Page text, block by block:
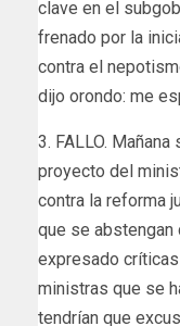
clave en el
frenado por la
contra el
dijo orondo: me
3. FALLO.
proyecto del
contra la reforma
que se abstengan
expresado
ministras que se
tendrían que